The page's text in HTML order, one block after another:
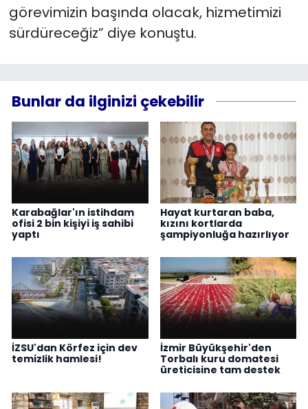
görevimizin başında olacak, hizmetimizi
sürdüreceğiz” diye konuştu.
Bunlar da ilginizi çekebilir
Karabağlar'ın istihdam
ofisi 2 bin kişiyi iş sahibi
yaptı
Hayat kurtaran baba,
kızını kortlarda
şampiyonluğa hazırlıyor
İZSU'dan Körfez için dev
temizlik hamlesi!
İzmir Büyükşehir'den
Torbalı kuru domatesi
üreticisine tam destek